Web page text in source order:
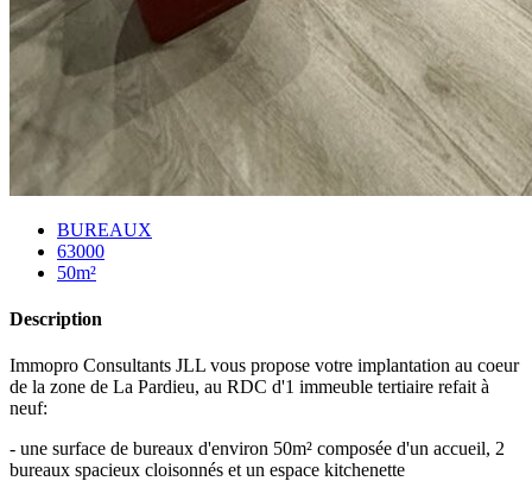
BUREAUX
63000
50m²
Description
Immopro Consultants JLL vous propose votre implantation au coeur
de la zone de La Pardieu, au RDC d'1 immeuble tertiaire refait à
neuf:
- une surface de bureaux d'environ 50m² composée d'un accueil, 2
bureaux spacieux cloisonnés et un espace kitchenette